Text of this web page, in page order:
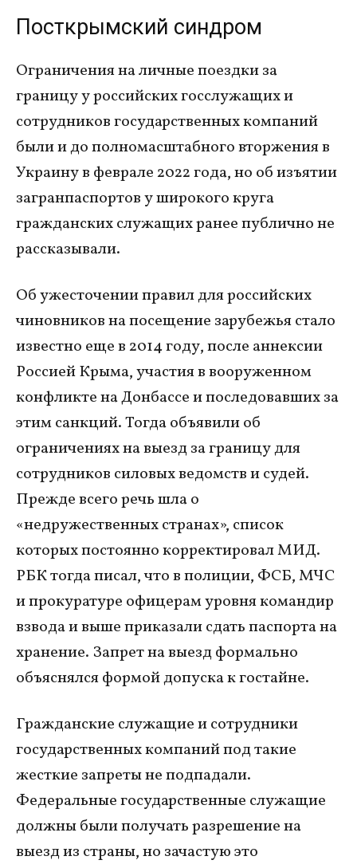
Посткрымский синдром
Ограничения на личные поездки за
границу у российских госслужащих и
сотрудников государственных компаний
были и до полномасштабного вторжения в
Украину в феврале 2022 года, но об изъятии
загранпаспортов у широкого круга
гражданских служащих ранее публично не
рассказывали.
Об ужесточении правил для российских
чиновников на посещение зарубежья стало
известно еще в 2014 году, после аннексии
Россией Крыма, участия в вооруженном
конфликте на Донбассе и последовавших за
этим санкций. Тогда объявили об
ограничениях на выезд за границу для
сотрудников силовых ведомств и судей.
Прежде всего речь шла о
«недружественных странах», список
которых постоянно корректировал МИД.
РБК тогда писал, что в полиции, ФСБ, МЧС
и прокуратуре офицерам уровня командир
взвода и выше приказали сдать паспорта на
хранение. Запрет на выезд формально
объяснялся формой допуска к гостайне.
Гражданские служащие и сотрудники
государственных компаний под такие
жесткие запреты не подпадали.
Федеральные государственные служащие
должны были получать разрешение на
выезд из страны, но зачастую это